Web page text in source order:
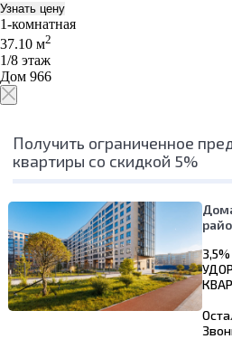
Узнать цену
1-комнатная
37.10 м2
1/8 этаж
Дом 966
Получить ограниченное
квартиры со скидкой 5%